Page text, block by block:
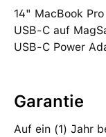
14" MacBook Pro
USB‑C auf
USB‑C Power
Garantie
Auf ein (1) Jahr